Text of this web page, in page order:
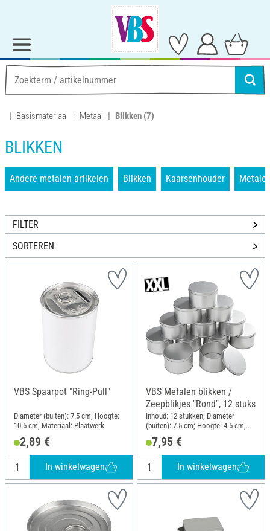
Basismateriaal Metaal Blikken (7)
BLIKKEN
Andere metalen artikelen Blikken Kaarsenhouder
FILTER
SORTEREN
VBS Spaarpot "Ring-Pull"
Diameter (buiten): 7.5 cm; Hoogte:
10.5 cm; Materiaal: Plaatwerk
2,89 €
In winkelwagen
VBS Metalen blikken /
Zeepblikjes "Rond", 12 stuks
Inhoud: 12 stukken; Diameter
(buiten): 7.5 cm; Hoogte: 4.5 cm;
7,95 €
In winkelwagen